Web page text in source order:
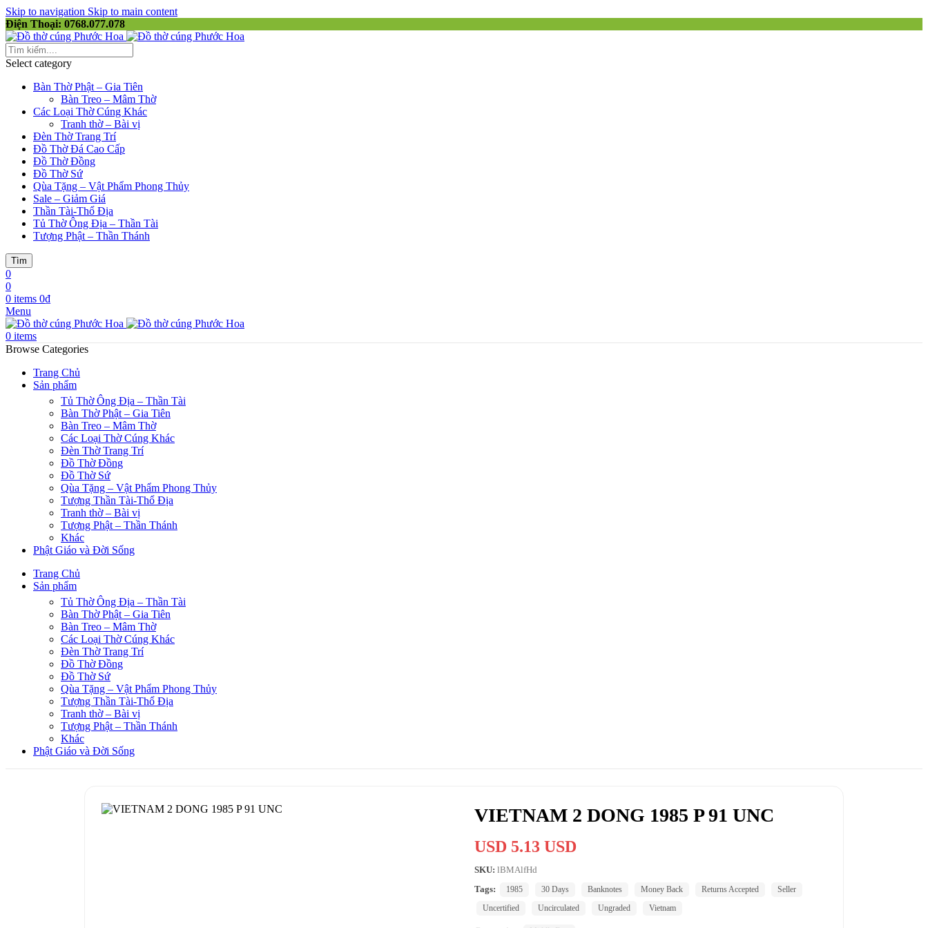
Skip to navigation Skip to main content
Điện Thoại: 0768.077.078
Select category
Bàn Thờ Phật – Gia Tiên
Bàn Treo – Mâm Thờ
Các Loại Thờ Cúng Khác
Tranh thờ – Bài vị
Đèn Thờ Trang Trí
Đồ Thờ Đá Cao Cấp
Đồ Thờ Đồng
Đồ Thờ Sứ
Qùa Tặng – Vật Phẩm Phong Thủy
Sale – Giảm Giá
Thần Tài-Thổ Địa
Tủ Thờ Ông Địa – Thần Tài
Tượng Phật – Thần Thánh
Tìm
0
0
0 items 0₫
Menu
0 items
Browse Categories
Trang Chủ
Sản phẩm
Tủ Thờ Ông Địa – Thần Tài
Bàn Thờ Phật – Gia Tiên
Bàn Treo – Mâm Thờ
Các Loại Thờ Cúng Khác
Đèn Thờ Trang Trí
Đồ Thờ Đồng
Đồ Thờ Sứ
Qùa Tặng – Vật Phẩm Phong Thủy
Tượng Thần Tài-Thổ Địa
Tranh thờ – Bài vị
Tượng Phật – Thần Thánh
Khác
Phật Giáo và Đời Sống
Trang Chủ
Sản phẩm
Tủ Thờ Ông Địa – Thần Tài
Bàn Thờ Phật – Gia Tiên
Bàn Treo – Mâm Thờ
Các Loại Thờ Cúng Khác
Đèn Thờ Trang Trí
Đồ Thờ Đồng
Đồ Thờ Sứ
Qùa Tặng – Vật Phẩm Phong Thủy
Tượng Thần Tài-Thổ Địa
Tranh thờ – Bài vị
Tượng Phật – Thần Thánh
Khác
Phật Giáo và Đời Sống
VIETNAM 2 DONG 1985 P 91 UNC
USD 5.13 USD
SKU: lBMAlfHd
Tags:
1985 30 Days Banknotes Money Back Returns Accepted
Seller
Uncertified
Uncirculated Ungraded Vietnam